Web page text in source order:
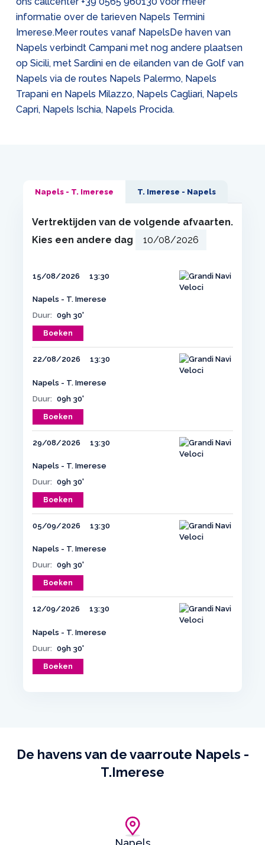
informatie over de tarieven Napels Termini
Imerese.Meer routes vanaf NapelsDe haven van
Napels verbindt Campani met nog andere plaatsen
op Sicili, met Sardini en de eilanden van de Golf van
Napels via de routes Napels Palermo, Napels
Trapani en Napels Milazzo, Napels Cagliari, Napels
Capri, Napels Ischia, Napels Procida.
Napels - T. Imerese T. Imerese - Napels
Vertrektijden van de volgende afvaarten.
Kies een andere dag
15/08/2026 13:30
Napels - T. Imerese
Duur: 09h 30'
Boeken
22/08/2026 13:30
Napels - T. Imerese
Duur: 09h 30'
Boeken
29/08/2026 13:30
Napels - T. Imerese
Duur: 09h 30'
Boeken
05/09/2026 13:30
Napels - T. Imerese
Duur: 09h 30'
Boeken
12/09/2026 13:30
Napels - T. Imerese
Duur: 09h 30'
Boeken
De havens van de vaarroute Napels -
T.Imerese